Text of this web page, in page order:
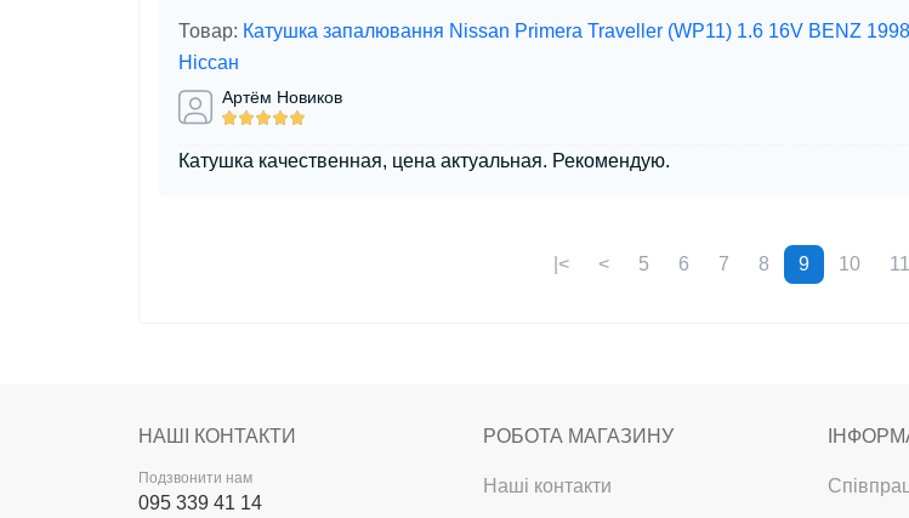
Товар: Катушка запалювання Nissan Primera Traveller (WP11) 1.6 16V BENZ
Ніссан
Артём Новиков
Катушка качественная, цена актуальная. Рекомендую.
|< < 5 6 7 8 9 10 11
НАШІ КОНТАКТИ
Подзвонити нам
095 339 41 14
РОБОТА МАГАЗИНУ
Наші контакти